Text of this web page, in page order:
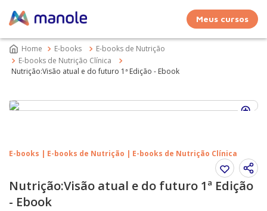
Meus cursos
E-books
E-books de Nutrição
E-books de Nutrição Clínica
Nutrição:Visão atual e do futuro 1ª Edição - Ebook
E-books | E-books de Nutrição | E-books de Nutrição Clínica
Nutrição:Visão atual e do futuro 1ª Edição
- Ebook